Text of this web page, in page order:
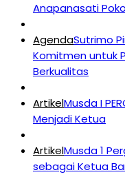
Anapanasati
AgendaSutrimo
Komitmen untuk
Berkualitas
ArtikelMusda I
Menjadi Ketua
ArtikelMusda 1
sebagai Ketua